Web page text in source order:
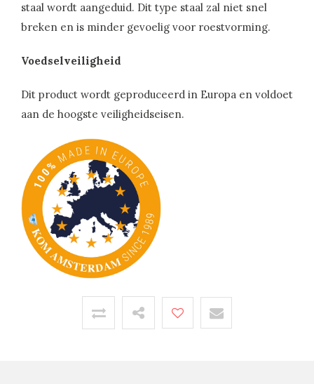
staal wordt aangeduid. Dit type staal zal niet snel
breken en is minder gevoelig voor roestvorming.
Voedselveiligheid
Dit product wordt geproduceerd in Europa en voldoet
aan de hoogste veiligheidseisen.